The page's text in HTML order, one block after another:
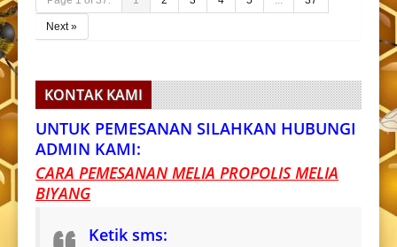
Next »
KONTAK KAMI
UNTUK PEMESANAN SILAHKAN HUBUNGI
ADMIN KAMI:
CARA PEMESANAN MELIA PROPOLIS MELIA
BIYANG
Ketik sms: